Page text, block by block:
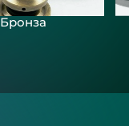
Бронза